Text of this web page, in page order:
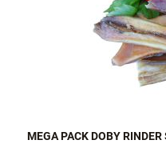
MEGA PACK DOBY